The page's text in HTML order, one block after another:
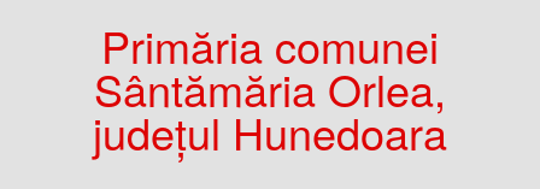
Primăria comunei
Sântămăria Orlea,
județul Hunedoara